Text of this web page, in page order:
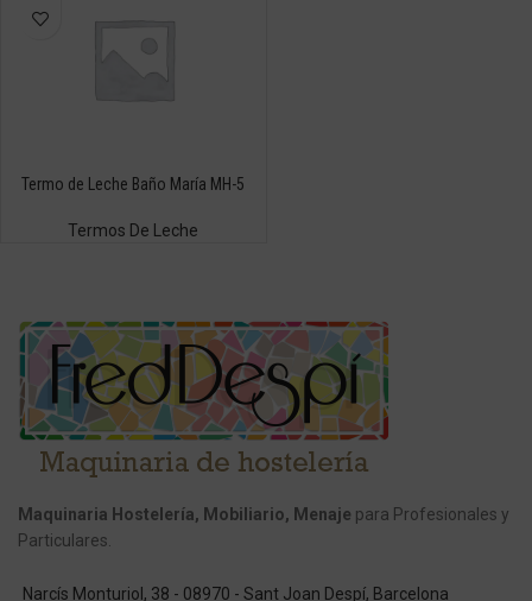
Termo de Leche Baño María MH-5
Termos De Leche
Maquinaria Hostelería, Mobiliario, Menaje para Profesionales y
Particulares.
Narcís Monturiol, 38 - 08970 - Sant Joan Despí, Barcelona